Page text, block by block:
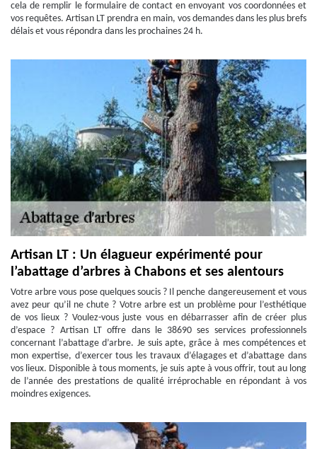
cela de remplir le formulaire de contact en envoyant vos coordonnées et
vos requêtes. Artisan LT prendra en main, vos demandes dans les plus brefs
délais et vous répondra dans les prochaines 24 h.
Artisan LT : Un élagueur expérimenté pour
l’abattage d’arbres à Chabons et ses alentours
Votre arbre vous pose quelques soucis ? Il penche dangereusement et vous
avez peur qu’il ne chute ? Votre arbre est un problème pour l’esthétique
de vos lieux ? Voulez-vous juste vous en débarrasser afin de créer plus
d’espace ? Artisan LT offre dans le 38690 ses services professionnels
concernant l’abattage d’arbre. Je suis apte, grâce à mes compétences et
mon expertise, d’exercer tous les travaux d’élagages et d’abattage dans
vos lieux. Disponible à tous moments, je suis apte à vous offrir, tout au long
de l’année des prestations de qualité irréprochable en répondant à vos
moindres exigences.